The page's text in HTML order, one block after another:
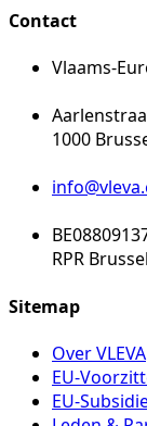
Contact
Vlaams-
1000
RPR Brussel
Sitemap
Over VLEVA
EU-
EU-